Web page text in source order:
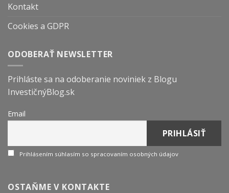
Kontakt
Cookies a GDPR
ODOBERAŤ NEWSLETTER
Prihláste sa na odoberanie noviniek z Blogu
InvestičnýBlog.sk
Email
Prihlásením súhlasím so spracovaním osobných údajov
OSTAŇME V KONTAKTE